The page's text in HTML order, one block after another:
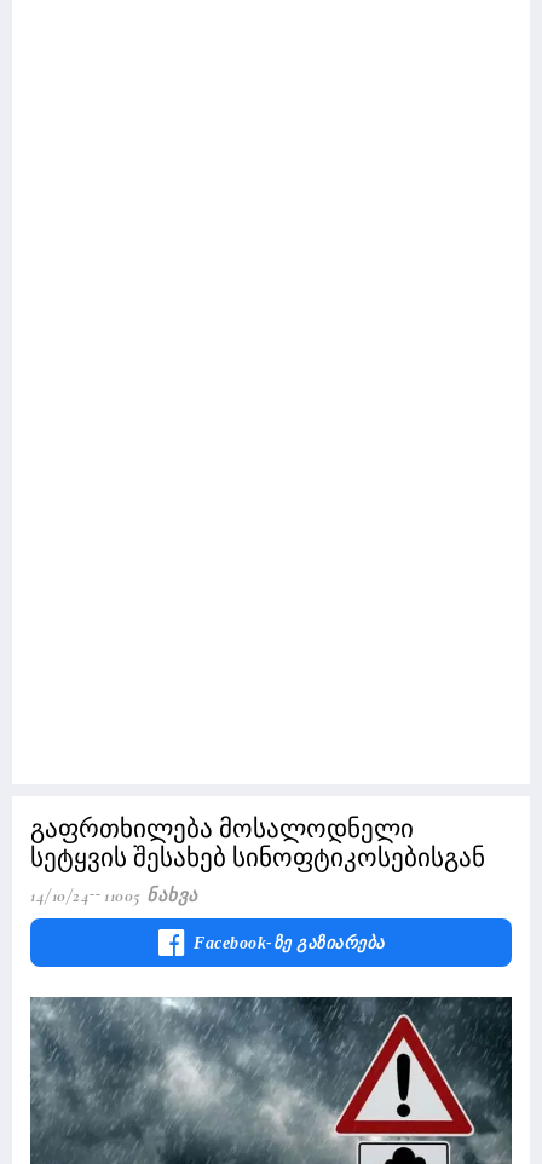
გაფრთხილება მოსალოდნელი
სეტყვის შესახებ სინოფტიკოსებისგან
14/10/24 11005 Ნახვა
Facebook-Ზე Გაზიარება